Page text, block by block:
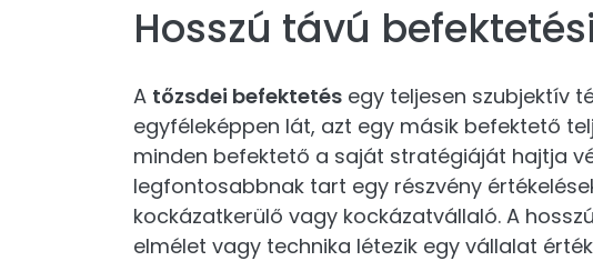
Hosszú távú
A tőzsdei befektetés egy teljesen szubjektív
egyféleképpen lát, azt egy másik befektető
minden befektető a saját stratégiáját hajtja
legfontosabbnak tart egy részvény
kockázatkerülő vagy kockázatvállaló. A
elmélet vagy technika létezik egy vállalat